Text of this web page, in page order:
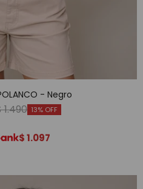
- Negro
1.490 13
$1.097